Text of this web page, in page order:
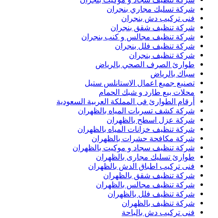
شركة تسليك مجاري بنجران
فنى تركيب دش بنجران
شركة تنظيف شقق بنجران
شركة تنظيف مجالس و كنب بنجران
شركة تنظيف فلل بنجران
شركة تنظيف بنجران
طوارئ الصرف الصحي بالرياض
سباك بالرياض
تصنيع جميع اعمال الاستانلس ستيل
محلات بيع طارد و شبك الحمام
أرقام الطوارئ فى المملكة العربية السعودية
شركة كشف تسربات المياه بالظهران
شركة عزل اسطح بالظهران
شركة تنظيف خزانات المياه بالظهران
شركة مكافحة حشرات بالظهران
شركة تنظيف سجاد و موكيت بالظهران
طوارئ تسليك مجارى بالظهران
فنى تركيب اطباق الدش بالظهران
شركة تنظيف شقق بالظهران
شركة تنظيف مجالس بالظهران
شركة تنظيف فلل بالظهران
شركة تنظيف بالظهران
فنى تركيب دش بالباحة